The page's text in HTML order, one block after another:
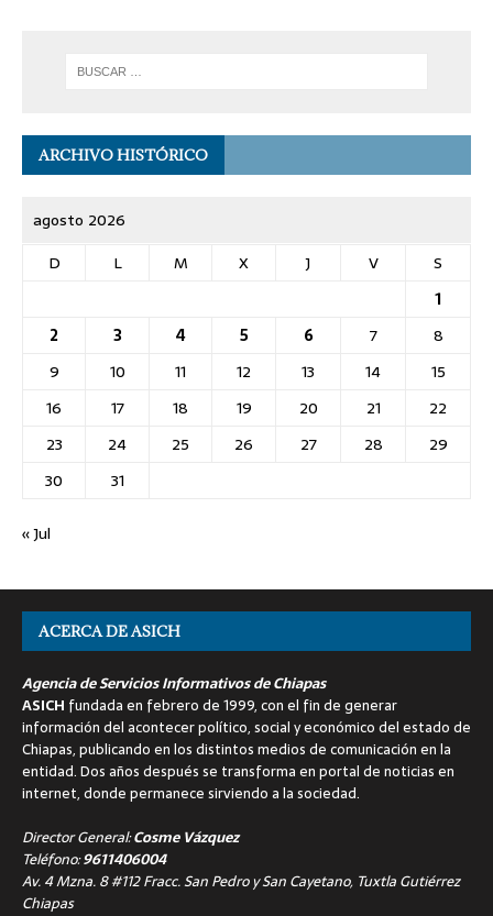
ARCHIVO HISTÓRICO
agosto 2026
D
L M X J V
S
1
2
3 4 5 6 7
8
9
10 11 12 13 14
15
16
17 18 19 20 21
22
23
24 25 26 27 28
29
30
31
« Jul
ACERCA DE ASICH
Agencia de Servicios Informativos de Chiapas
ASICH fundada en febrero de 1999, con el fin de generar
información del acontecer político, social y económico del estado de
Chiapas, publicando en los distintos medios de comunicación en la
entidad. Dos años después se transforma en portal de noticias en
internet, donde permanece sirviendo a la sociedad.
Director General:Cosme Vázquez
Teléfono:9611406004
Av. 4 Mzna. 8 #112 Fracc. San Pedro y San Cayetano, Tuxtla Gutiérrez
Chiapas